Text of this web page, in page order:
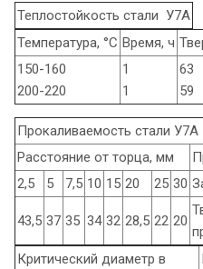
Теплостойкость стали У7А
Температура, °С Время, ч
150-160
200-220
1
1
63
59
Прокаливаемость стали У7А
Расстояние от торца, мм
2,5
5 7,5 10 15 20 25 30
43,5 37 35 34 32 28,5 22 20
Критический диаметр в